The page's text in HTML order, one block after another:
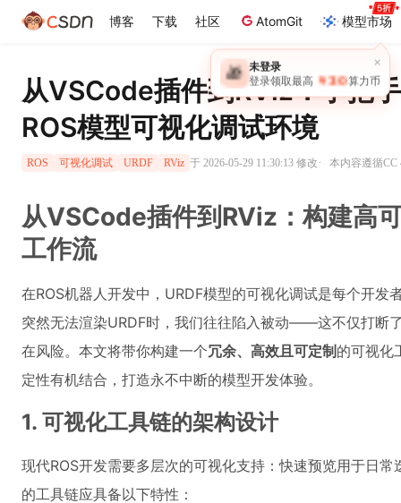
博客 下载 社区 AtomGit 模型市场
×
🎁 未登录
登录领取最高 ￥30 算力币
从VSCode插件到RViz：手把
ROS模型可视化调试环境
ROS 可视化调试 URDF RViz 于 2026-05-29 11:30:13 修改· 本内容遵循CC
从VSCode插件到RViz：构建高
工作流
在ROS机器人开发中，URDF模型的可视化调试是每个开发
突然无法渲染URDF时，我们往往陷入被动——这不仅打断
在风险。本文将带你构建一个冗余、高效且可定制 的可视化
定性有机结合，打造永不中断的模型开发体验。
1. 可视化工具链的架构设计
现代ROS开发需要多层次的可视化支持：快速预览用于日
的工具链应具备以下特性：